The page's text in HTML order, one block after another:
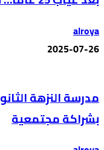
alroya
2025-07-26
مدرسة النزهة
بشراكة مجتمعية